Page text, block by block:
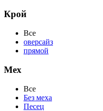
Крой
Все
оверсайз
прямой
Мех
Все
Без меха
Песец